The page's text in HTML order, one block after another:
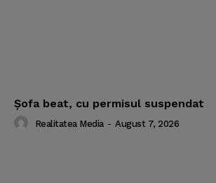
Şofa beat, cu permisul suspendat
Realitatea Media - August 7, 2026